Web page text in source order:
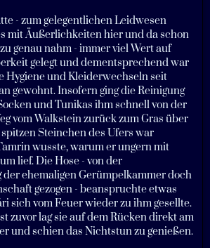
- zum gelegentlichen Leidwesen
mit Äußerlichkeiten hier und da schon
genau nahm - immer viel Wert auf
gelegt und dementsprechend war
Hygiene und Kleiderwechseln seit
gewohnt. Insofern ging die Reinigung
und Tunikas ihm schnell von der
vom Walkstein zurück zum Gras über
Steinchen des Ufers war
wusste, warum er ungern mit
lief. Die Hose - von der
ehemaligen Gerümpelkammer doch
gezogen - beanspruchte etwas
sich vom Feuer wieder zu ihm gesellte.
zuvor lag sie auf dem Rücken direkt am
und schien das Nichtstun zu genießen.